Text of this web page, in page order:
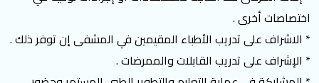
اختصاصات أخرى .
* الاشراف على تدريب الأطباء المقيمين في المشفى إن توفر ذلك .
* الإشراف على تدريب القابلات والممرضات .